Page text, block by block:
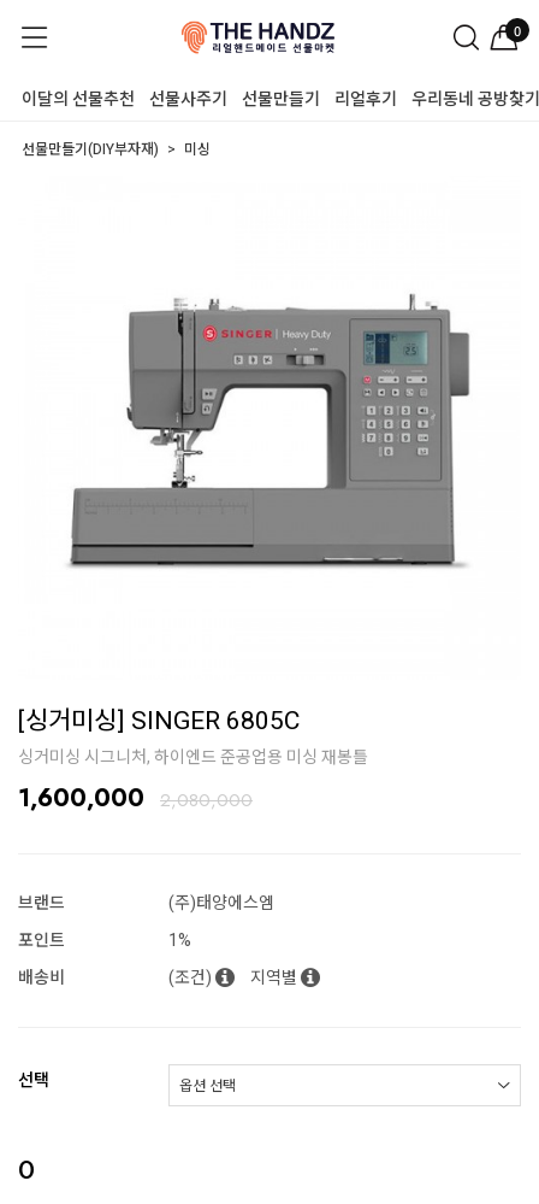
0
이달의 선물추천 선물사주기 선물만들기 리얼후기 우리동네 공방찾기
선물만들기(DIY부자재) 미싱
[싱거미싱] SINGER 6805C
싱거미싱 시그니처, 하이엔드 준공업용 미싱 재봉틀
1,600,000 2,080,000
브랜드
(주)태양에스엠
포인트
1%
배송비
(조건) 지역별
선택
0